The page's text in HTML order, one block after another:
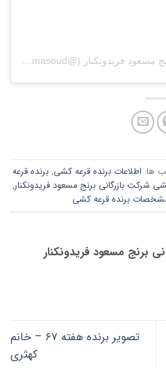
A post shared by بازرگانی برنج مسعود فریدونکنار (@berenj_masoud)
ها: اطلاعات برنده قرعه کشی, برنده قرعه
شرکت بازرگانی برنج مسعود فریدونکنار,
برنده قرعه کشی
برنج مسعود فریدونکنار
تصویر برنده هفته ۶۷ – خانم
کهثری